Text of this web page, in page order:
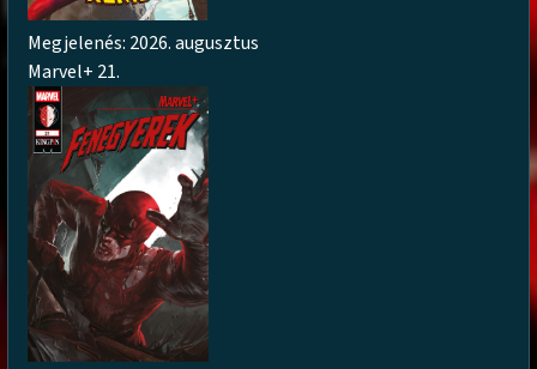
Megjelenés: 2026. augusztus
Marvel+ 21.